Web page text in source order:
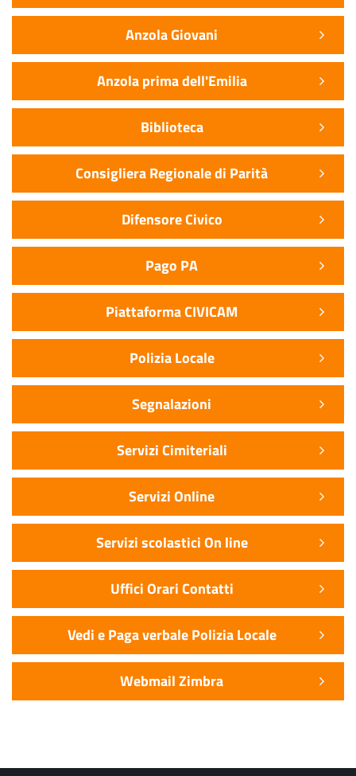
Anzola Giovani
Anzola prima dell'Emilia
Biblioteca
Consigliera Regionale di Parità
Difensore Civico
Pago PA
Piattaforma CIVICAM
Polizia Locale
Segnalazioni
Servizi Cimiteriali
Servizi Online
Servizi scolastici On line
Uffici Orari Contatti
Vedi e Paga verbale Polizia Locale
Webmail Zimbra